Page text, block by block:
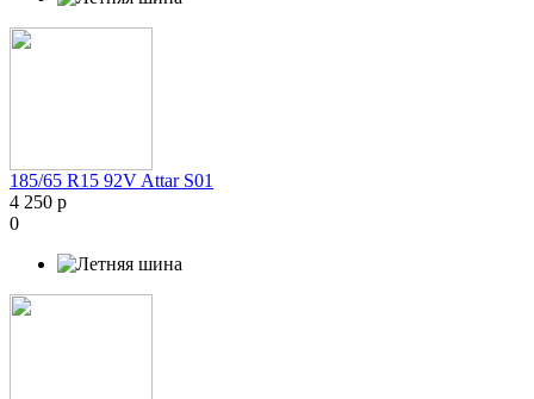
185/65 R15 92V Attar S01
4 250 р
0